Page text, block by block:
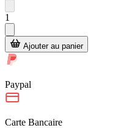
1
Ajouter au panier
Paypal
Carte Bancaire